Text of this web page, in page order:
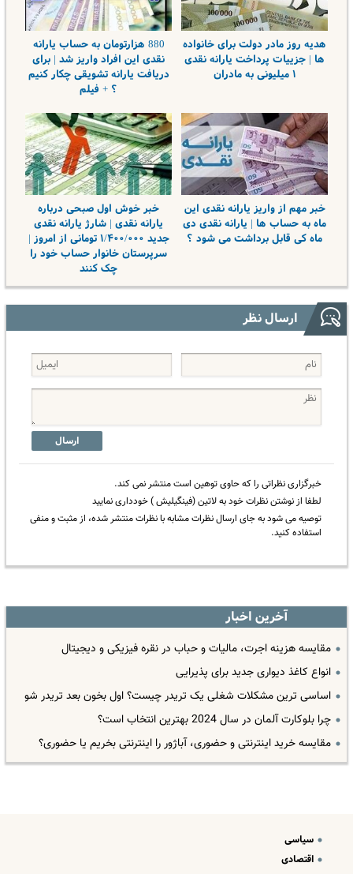
هدیه روز مادر دولت برای خانواده
ها | جزییات پرداخت یارانه نقدی
۱ میلیونی به مادران
880 هزارتومان به حساب یارانه
نقدی این افراد واریز شد | برای
دریافت یارانه تشویقی چکار کنیم
؟ + فیلم
خبر مهم از واریز یارانه نقدی این
ماه به حساب ها | یارانه نقدی دی
ماه کی قابل برداشت می شود ؟
خبر خوش اول صبحی درباره
یارانه نقدی | شارژ یارانه نقدی
جدید ۱/۴۰۰/۰۰۰ تومانی از امروز |
سرپرستان خانوار حساب خود را
چک کنند
ارسال نظر
ارسال
خبرگزاری نظراتی را که حاوی توهین است منتشر نمی کند.
لطفا از نوشتن نظرات خود به لاتین (فینگیلیش ) خودداری نمایید
توصیه می شود به جای ارسال نظرات مشابه با نظرات منتشر شده، از مثبت و منفی
استفاده کنید.
آخرین اخبار
مقایسه هزینه اجرت، مالیات و حباب در نقره فیزیکی و دیجیتال
انواع کاغذ دیواری جدید برای پذیرایی
اساسی ترین مشکلات شغلی یک تریدر چیست؟ اول بخون بعد تریدر شو
چرا بلوکارت آلمان در سال 2024 بهترین انتخاب است؟
مقایسه خرید اینترنتی و حضوری، آباژور را اینترنتی بخریم یا حضوری؟
سیاسی
اقتصادی